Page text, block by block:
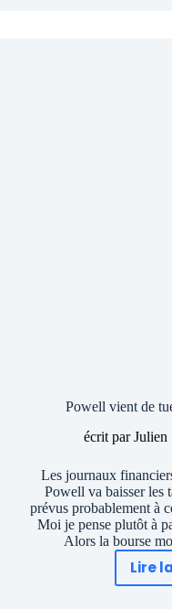
Powell vient de
écrit par Julien
Les journaux
Powell va baisser les
prévus probablement à
Moi je pense plutôt à
Alors la bourse
Lire